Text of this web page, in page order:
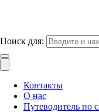
Поиск для:
Контакты
О нас
Путеводитель по